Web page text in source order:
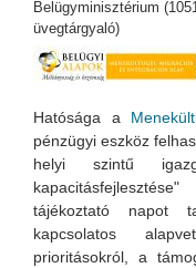
Belügyminisztérium
üvegtárgyaló)
Hatósága a
pénzügyi eszköz felhas
helyi szintű
tájékoztató napot
kapcsolatos
prioritásokról, a